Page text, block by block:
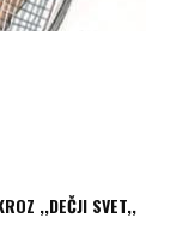
,,DEČJI SVET,,